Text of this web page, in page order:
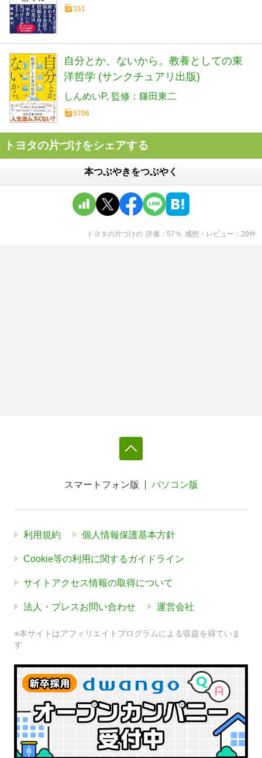
151
自分とか、ないから。教養としての東
洋哲学 (サンクチュアリ出版)
しんめいP 監修：鎌田東二
5706
トヨタの片づけをシェアする
本つぶやきをつぶやく
トヨタの片づけの 評価 57 ％ 感想・レビュー 20件
スマートフォン版 パソコン版
利用規約 個人情報保護基本方針
Cookie等の利用に関するガイドライン
サイトアクセス情報の取得について
法人・プレスお問い合わせ 運営会社
※本サイトはアフィリエイトプログラムによる収益を得ていま
す